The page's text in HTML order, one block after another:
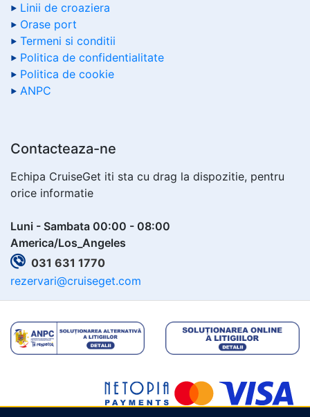
Linii de croaziera
Orase port
Termeni si conditii
Politica de confidentialitate
Politica de cookie
ANPC
Contacteaza-ne
Echipa CruiseGet iti sta cu drag la dispozitie, pentru
orice informatie
Luni - Sambata 00:00 - 08:00
America/Los_Angeles
031 631 1770
rezervari@cruiseget.com